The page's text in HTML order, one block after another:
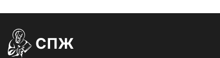
СПЖ